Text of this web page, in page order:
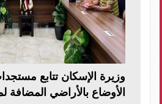
وزيرة الإسكان تتابع
الأوضاع بالأراضي المضافة